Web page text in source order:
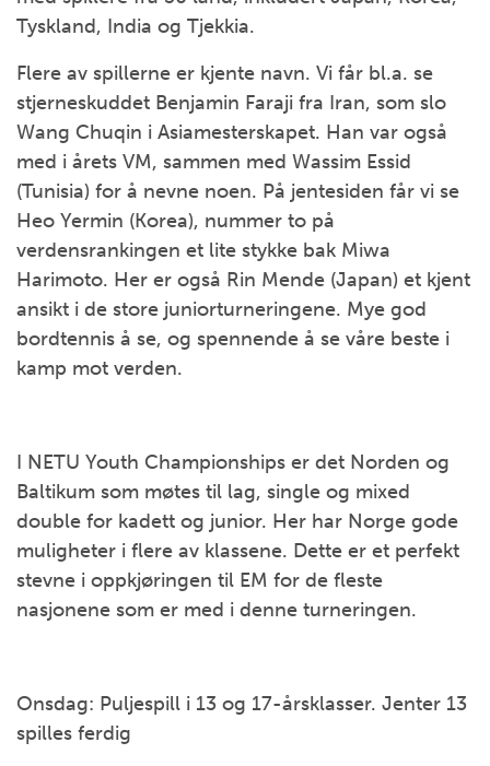
Tyskland, India og Tjekkia.
Flere av spillerne er kjente navn. Vi får bl.a. se
stjerneskuddet Benjamin Faraji fra Iran, som slo
Wang Chuqin i Asiamesterskapet. Han var også
med i årets VM, sammen med Wassim Essid
(Tunisia) for å nevne noen. På jentesiden får vi se
Heo Yermin (Korea), nummer to på
verdensrankingen et lite stykke bak Miwa
Harimoto. Her er også Rin Mende (Japan) et kjent
ansikt i de store juniorturneringene. Mye god
bordtennis å se, og spennende å se våre beste i
kamp mot verden.
I NETU Youth Championships er det Norden og
Baltikum som møtes til lag, single og mixed
double for kadett og junior. Her har Norge gode
muligheter i flere av klassene. Dette er et perfekt
stevne i oppkjøringen til EM for de fleste
nasjonene som er med i denne turneringen.
Onsdag: Puljespill i 13 og 17-årsklasser. Jenter 13
spilles ferdig